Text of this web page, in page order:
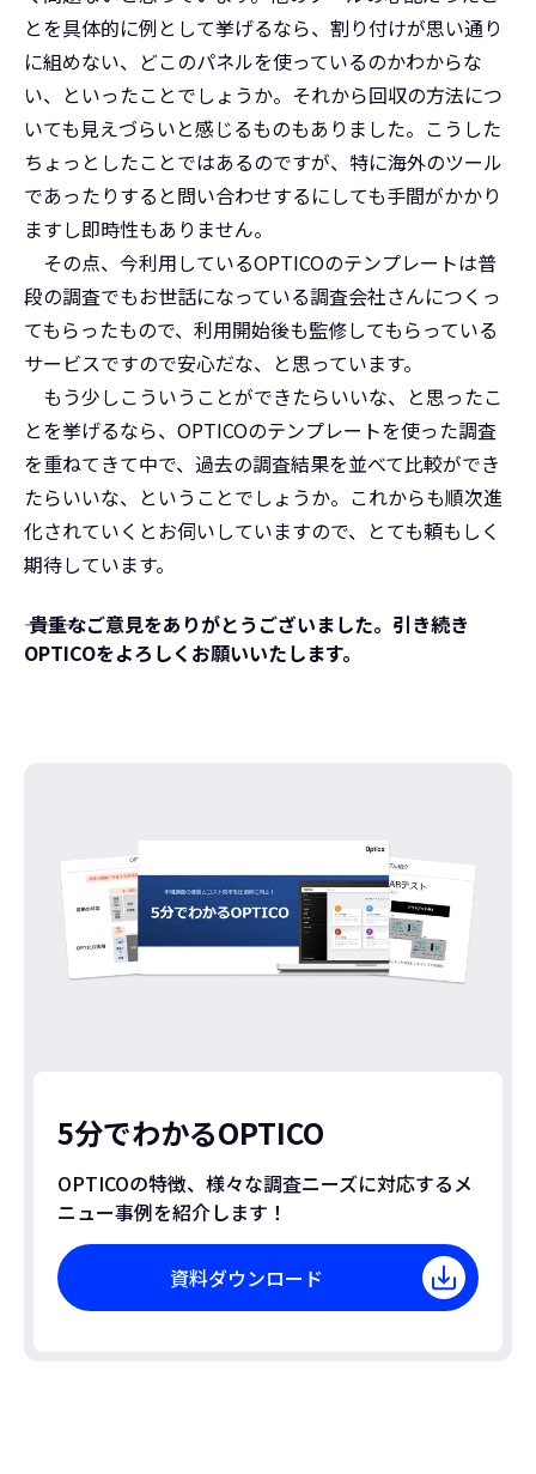
とを具体的に例として挙げるなら、割り付けが思い通り
に組めない、どこのパネルを使っているのかわからな
い、といったことでしょうか。それから回収の方法につ
いても見えづらいと感じるものもありました。こうした
ちょっとしたことではあるのですが、特に海外のツール
であったりすると問い合わせするにしても手間がかかり
ますし即時性もありません。
その点、今利用しているOPTICOのテンプレートは普
段の調査でもお世話になっている調査会社さんにつくっ
てもらったもので、利用開始後も監修してもらっている
サービスですので安心だな、と思っています。
もう少しこういうことができたらいいな、と思ったこ
とを挙げるなら、OPTICOのテンプレートを使った調査
を重ねてきて中で、過去の調査結果を並べて比較ができ
たらいいな、ということでしょうか。これからも順次進
化されていくとお伺いしていますので、とても頼もしく
期待しています。
――― 貴重なご意見をありがとうございました。引き続き
OPTICOをよろしくお願いいたします。
5分でわかるOPTICO
OPTICOの特徴、様々な調査ニーズに対応するメ
ニュー事例を紹介します！
資料ダウンロード